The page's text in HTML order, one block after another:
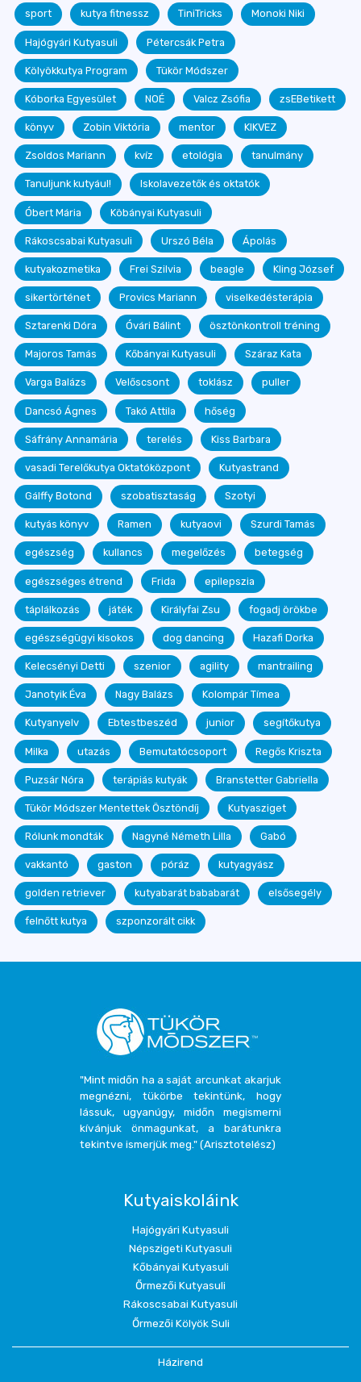
sport kutya fitnessz TiniTricks Monoki Niki
Hajógyári Kutyasuli Pétercsák Petra
Kölyökkutya Program Tükör Módszer
Kóborka Egyesület NOÉ Valcz Zsófia zsEBetikett
könyv Zobin Viktória mentor KIKVEZ
Zsoldos Mariann kvíz etológia tanulmány
Tanuljunk kutyául! Iskolavezetők és oktatók
Óbert Mária Köbányai Kutyasuli
Rákoscsabai Kutyasuli Urszó Béla Ápolás
kutyakozmetika Frei Szilvia beagle Kling József
sikertörténet Provics Mariann viselkedésterápia
Sztarenki Dóra Óvári Bálint ösztönkontroll tréning
Majoros Tamás Kőbányai Kutyasuli Száraz Kata
Varga Balázs Velőscsont toklász puller
Dancsó Ágnes Takó Attila hőség
Sáfrány Annamária terelés Kiss Barbara
vasadi Terelőkutya Oktatóközpont Kutyastrand
Gálffy Botond szobatisztaság Szotyi
kutyás könyv Ramen kutyaovi Szurdi Tamás
egészség kullancs megelőzés betegség
egészséges étrend Frida epilepszia
táplálkozás játék Királyfai Zsu fogadj örökbe
egészségügyi kisokos dog dancing Hazafi Dorka
Kelecsényi Detti szenior agility mantrailing
Janotyik Éva Nagy Balázs Kolompár Tímea
Kutyanyelv Ebtestbeszéd junior segítőkutya
Milka utazás Bemutatócsoport Regős Kriszta
Puzsár Nóra terápiás kutyák Branstetter Gabriella
Tükör Módszer Mentettek Ösztöndíj Kutyasziget
Rólunk mondták Nagyné Németh Lilla Gabó
vakkantó gaston póráz kutyagyász
golden retriever kutyabarát bababarát elsősegély
felnőtt kutya szponzorált cikk
"Mint midőn ha a saját arcunkat akarjuk
megnézni, tükörbe tekintünk, hogy
lássuk, ugyanúgy, midőn megismerni
kívánjuk önmagunkat, a barátunkra
tekintve ismerjük meg." (Arisztotelész)
Kutyaiskoláink
Hajógyári Kutyasuli
Népszigeti Kutyasuli
Kőbányai Kutyasuli
Őrmezői Kutyasuli
Rákoscsabai Kutyasuli
Őrmezői Kölyök Suli
Házirend